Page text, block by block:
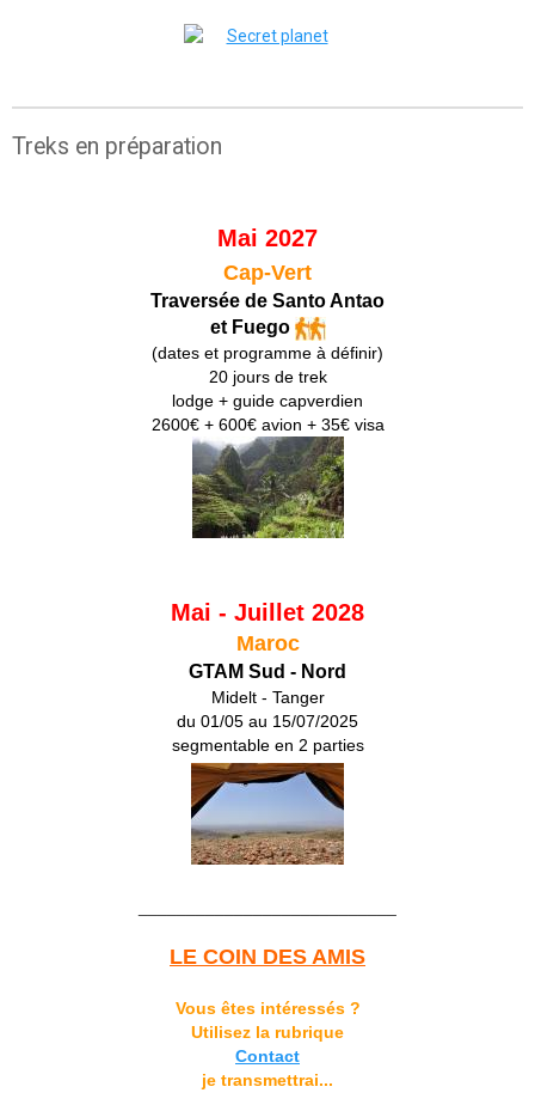
Treks en préparation
Mai 2027
Cap-Vert
Traversée de Santo Antao
et Fuego
(dates et programme à définir)
20 jours de trek
lodge + guide capverdien
2600€ + 600€ avion + 35€ visa
Mai - Juillet 2028
Maroc
GTAM Sud - Nord
Midelt - Tanger
du 01/05 au 15/07/2025
segmentable en 2 parties
LE COIN DES AMIS
Vous êtes intéressés ?
Utilisez la rubrique
Contact
je transmettrai...